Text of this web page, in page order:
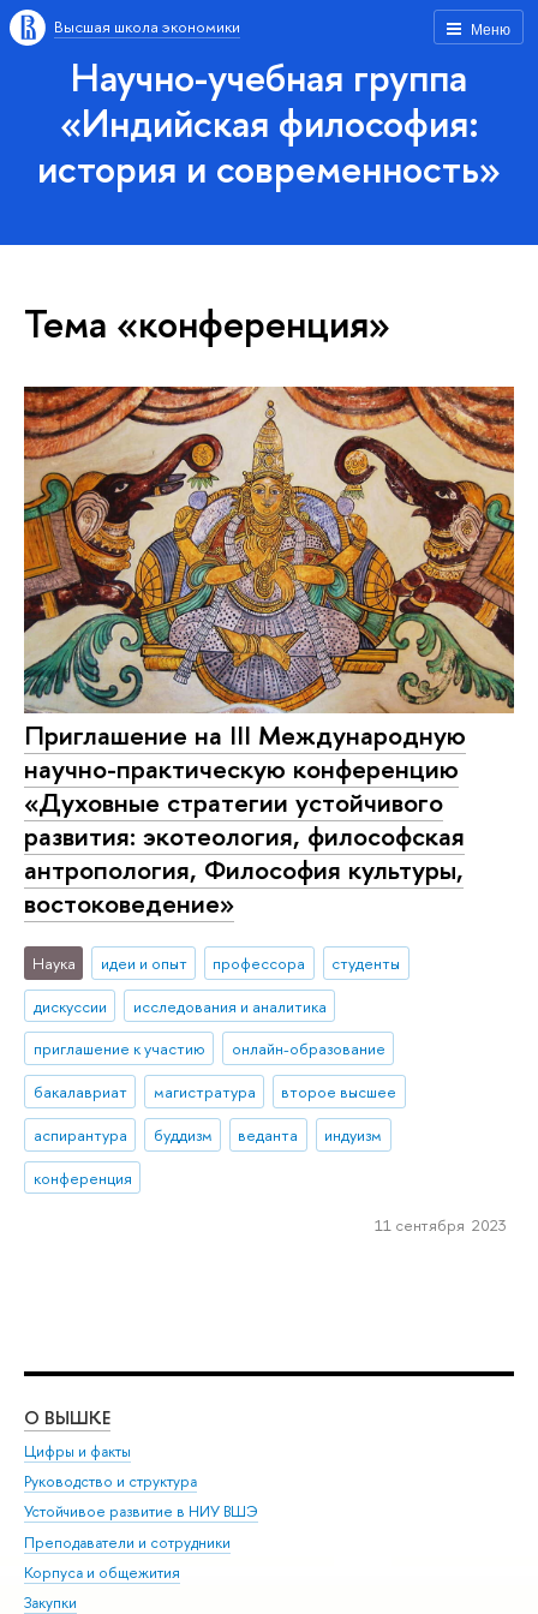
Меню
Высшая школа экономики
Научно-учебная группа
«Индийская философия:
история и современность»
Тема «конференция»
Приглашение на III Международную
научно-практическую конференцию
«Духовные стратегии устойчивого
развития: экотеология, философская
антропология, Философия культуры,
востоковедение»
Наука идеи и опыт профессора
студенты
дискуссии
исследования и аналитика
приглашение к участию
онлайн-образование
бакалавриат
магистратура
второе высшее
аспирантура
буддизм веданта
индуизм
конференция
11 сентября 2023
О ВЫШКЕ
Цифры и факты
Руководство и структура
Устойчивое развитие в НИУ ВШЭ
Преподаватели и сотрудники
Корпуса и общежития
Закупки